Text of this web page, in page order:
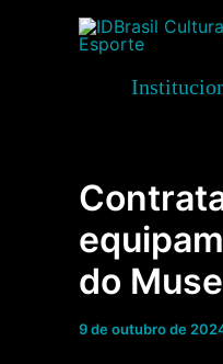
do
9 de outubro de